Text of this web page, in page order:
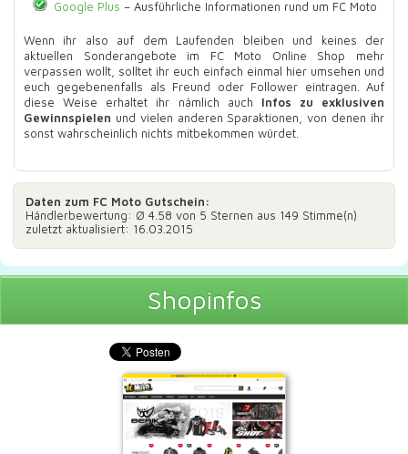
Google Plus – Ausführliche Informationen rund um FC Moto
Wenn ihr also auf dem Laufenden bleiben und keines der
aktuellen Sonderangebote im FC Moto Online Shop mehr
verpassen wollt, solltet ihr euch einfach einmal hier umsehen und
euch gegebenenfalls als Freund oder Follower eintragen. Auf
diese Weise erhaltet ihr nämlich auch Infos zu exklusiven
Gewinnspielen und vielen anderen Sparaktionen, von denen ihr
sonst wahrscheinlich nichts mitbekommen würdet.
Daten zum FC Moto Gutschein:
Händlerbewertung: Ø 4.58 von 5 Sternen aus 149 Stimme(n)
zuletzt aktualisiert: 16.03.2015
Shopinfos